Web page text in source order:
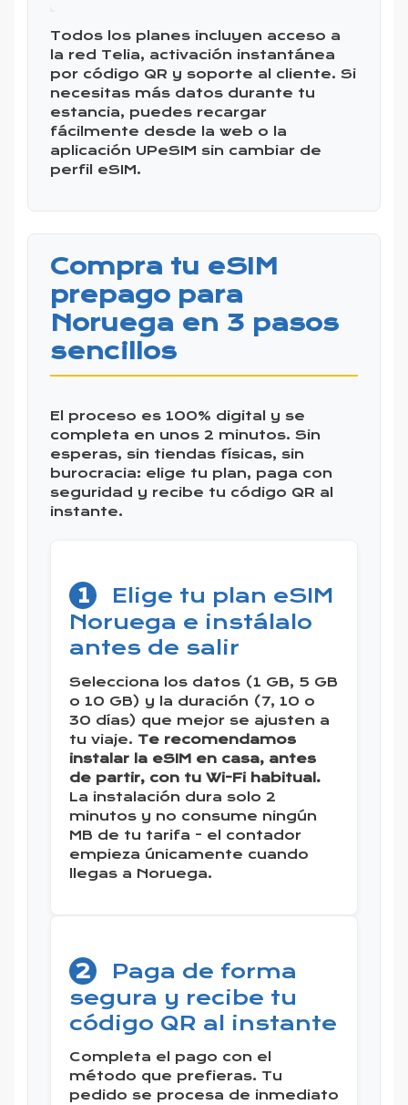
Todos los planes incluyen acceso a
la red Telia, activación instantánea
por código QR y soporte al cliente. Si
necesitas más datos durante tu
estancia, puedes recargar
fácilmente desde la web o la
aplicación UPeSIM sin cambiar de
perfil eSIM.
Compra tu eSIM
prepago para
Noruega en 3 pasos
sencillos
El proceso es 100% digital y se
completa en unos 2 minutos. Sin
esperas, sin tiendas físicas, sin
burocracia: elige tu plan, paga con
seguridad y recibe tu código QR al
instante.
1
Elige tu plan eSIM
Noruega e instálalo
antes de salir
Selecciona los datos (1 GB, 5 GB
o 10 GB) y la duración (7, 10 o
30 días) que mejor se ajusten a
tu viaje. Te recomendamos
instalar la eSIM en casa, antes
de partir, con tu Wi-Fi habitual.
La instalación dura solo 2
minutos y no consume ningún
MB de tu tarifa - el contador
empieza únicamente cuando
llegas a Noruega.
2
Paga de forma
segura y recibe tu
código QR al instante
Completa el pago con el
método que prefieras. Tu
pedido se procesa de inmediato